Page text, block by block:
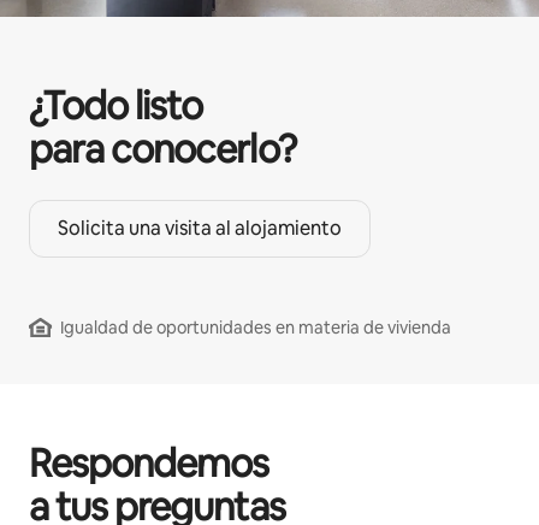
¿Todo listo
para conocerlo?
Solicita una visita al alojamiento
Igualdad de oportunidades en materia de vivienda
Respondemos
a tus preguntas